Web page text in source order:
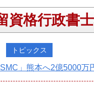
資格行政書
トピックス
」熊本へ2億5000万